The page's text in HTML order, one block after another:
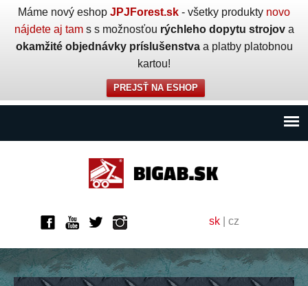
Máme nový eshop JPJForest.sk - všetky produkty novo
nájdete aj tams s možnosťou rýchleho dopytu strojova
okamžité objednávky príslušenstvaa platby platobnou
kartou!
PREJSŤ NA ESHOP
sk cz